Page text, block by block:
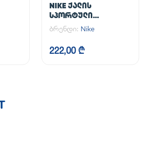
NIKE ᲥᲐᲚᲘᲡ
ᲡᲞᲝᲠᲢᲣᲚᲘ
ᲤᲔᲮᲡᲐᲪᲛᲔᲚᲘ
ბრენდი: Nike
222,00 ₾